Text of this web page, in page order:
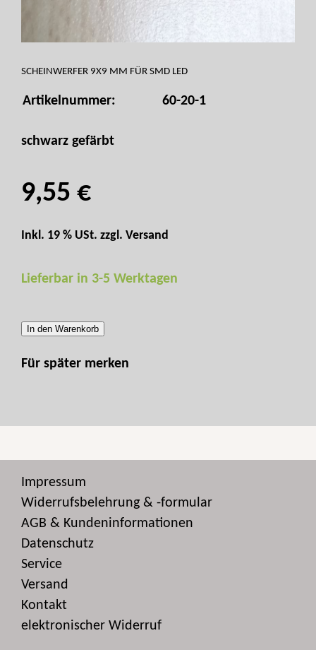
SCHEINWERFER 9X9 MM FÜR SMD LED
Artikelnummer: 60-20-1
schwarz gefärbt
9,55 €
Inkl. 19 % USt. zzgl. Versand
Lieferbar in 3-5 Werktagen
In den Warenkorb
Für später merken
Impressum
Widerrufsbelehrung & -formular
AGB & Kundeninformationen
Datenschutz
Service
Versand
Kontakt
elektronischer Widerruf